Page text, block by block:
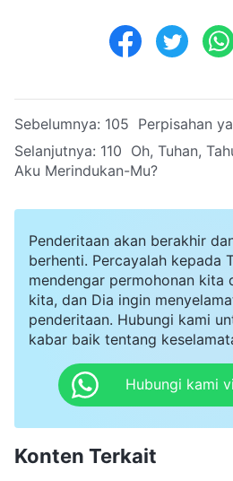
Sebelumnya: 105 Perpisahan
Selanjutnya: 110 Oh, Tuhan,
Aku Merindukan-Mu?
Penderitaan akan berakhir
berhenti. Percayalah kepada
mendengar permohonan kita
kita, dan Dia ingin
penderitaan. Hubungi kami
kabar baik tentang
Hubungi kami
Konten Terkait